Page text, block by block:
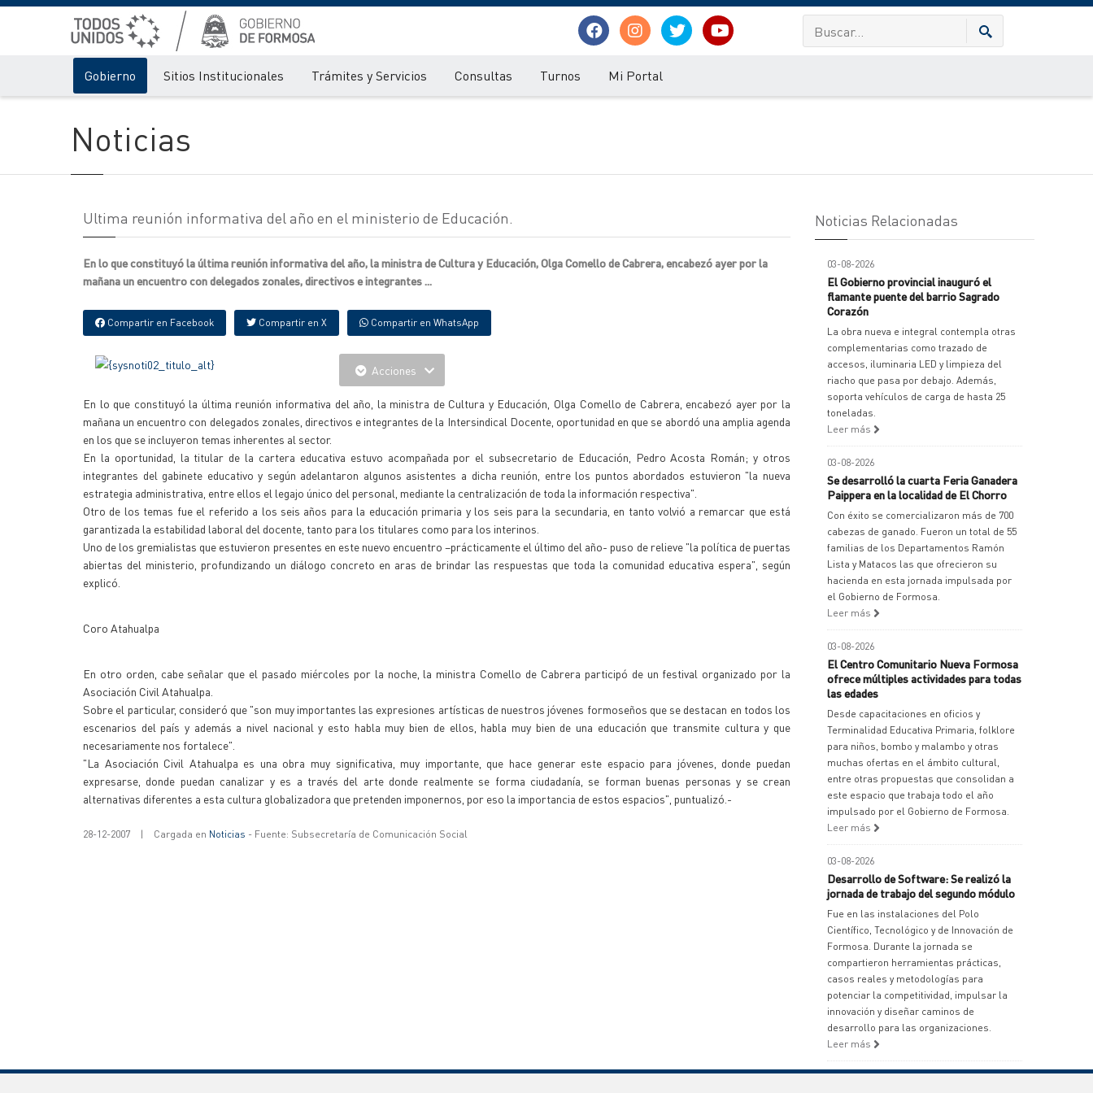
Gobierno Sitios Institucionales Trámites y Servicios Consultas Turnos Mi Portal
Noticias
Ultima reunión informativa del año en el ministerio de Educación.
En lo que constituyó la última reunión informativa del año, la ministra de Cultura y Educación, Olga Comello de Cabrera, encabezó ayer por la
mañana un encuentro con delegados zonales, directivos e integrantes ...
Compartir en Facebook Compartir en X Compartir en WhatsApp
Acciones
En lo que constituyó la última reunión informativa del año, la ministra de Cultura y Educación, Olga Comello de Cabrera, encabezó ayer por la
mañana un encuentro con delegados zonales, directivos e integrantes de la Intersindical Docente, oportunidad en que se abordó una amplia agenda
en los que se incluyeron temas inherentes al sector.
En la oportunidad, la titular de la cartera educativa estuvo acompañada por el subsecretario de Educación, Pedro Acosta Román; y otros
integrantes del gabinete educativo y según adelantaron algunos asistentes a dicha reunión, entre los puntos abordados estuvieron "la nueva
estrategia administrativa, entre ellos el legajo único del personal, mediante la centralización de toda la información respectiva".
Otro de los temas fue el referido a los seis años para la educación primaria y los seis para la secundaria, en tanto volvió a remarcar que está
garantizada la estabilidad laboral del docente, tanto para los titulares como para los interinos.
Uno de los gremialistas que estuvieron presentes en este nuevo encuentro –prácticamente el último del año- puso de relieve "la política de puertas
abiertas del ministerio, profundizando un diálogo concreto en aras de brindar las respuestas que toda la comunidad educativa espera", según
explicó.
Coro Atahualpa
En otro orden, cabe señalar que el pasado miércoles por la noche, la ministra Comello de Cabrera participó de un festival organizado por la
Asociación Civil Atahualpa.
Sobre el particular, consideró que "son muy importantes las expresiones artísticas de nuestros jóvenes formoseños que se destacan en todos los
escenarios del país y además a nivel nacional y esto habla muy bien de ellos, habla muy bien de una educación que transmite cultura y que
necesariamente nos fortalece".
"La Asociación Civil Atahualpa es una obra muy significativa, muy importante, que hace generar este espacio para jóvenes, donde puedan
expresarse, donde puedan canalizar y es a través del arte donde realmente se forma ciudadanía, se forman buenas personas y se crean
alternativas diferentes a esta cultura globalizadora que pretenden imponernos, por eso la importancia de estos espacios", puntualizó.-
28-12-2007 | Cargada en Noticias - Fuente: Subsecretaría de Comunicación Social
Noticias Relacionadas
03-08-2026
El Gobierno provincial inauguró el
flamante puente del barrio Sagrado
Corazón
La obra nueva e integral contempla otras
complementarias como trazado de
accesos, iluminaria LED y limpieza del
riacho que pasa por debajo. Además,
soporta vehículos de carga de hasta 25
toneladas.
Leer más
03-08-2026
Se desarrolló la cuarta Feria Ganadera
Paippera en la localidad de El Chorro
Con éxito se comercializaron más de 700
cabezas de ganado. Fueron un total de 55
familias de los Departamentos Ramón
Lista y Matacos las que ofrecieron su
hacienda en esta jornada impulsada por
el Gobierno de Formosa.
Leer más
03-08-2026
El Centro Comunitario Nueva Formosa
ofrece múltiples actividades para todas
las edades
Desde capacitaciones en oficios y
Terminalidad Educativa Primaria, folklore
para niños, bombo y malambo y otras
muchas ofertas en el ámbito cultural,
entre otras propuestas que consolidan a
este espacio que trabaja todo el año
impulsado por el Gobierno de Formosa.
Leer más
03-08-2026
Desarrollo de Software: Se realizó la
jornada de trabajo del segundo módulo
Fue en las instalaciones del Polo
Científico, Tecnológico y de Innovación de
Formosa. Durante la jornada se
compartieron herramientas prácticas,
casos reales y metodologías para
potenciar la competitividad, impulsar la
innovación y diseñar caminos de
desarrollo para las organizaciones.
Leer más